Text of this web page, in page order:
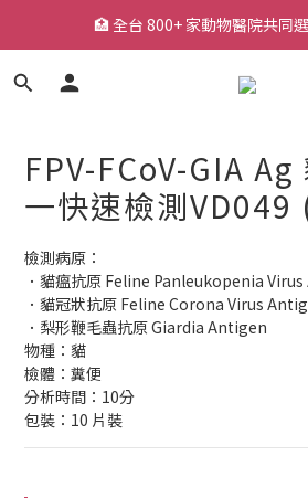
🏥 全台 800+ 家動物醫院共同
🏥 全台 800+ 家動物醫院共同
🚚 平日下單快速出貨，常用
🏥 全台 800+ 家動物醫院共同
FPV-FCoV-GIA
一快速檢測
檢測病原：
．貓瘟抗原 Feline Panleukopenia
．貓冠狀抗原 Feline Corona Virus
．梨形鞭毛蟲抗原 Giardia Antigen
物種：貓
檢體：糞便
分析時間：10分
包裝：10 片裝